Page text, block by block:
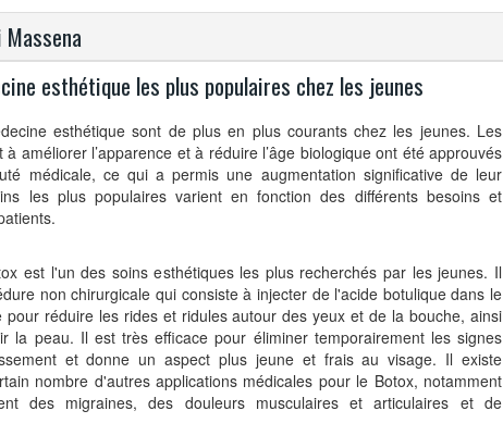
esthétique les plus populaires chez les jeunes
esthétique sont de plus en plus courants chez les jeunes. Les
améliorer l’apparence et à réduire l’âge biologique ont été approuvés
médicale, ce qui a permis une augmentation significative de leur
les plus populaires varient en fonction des différents besoins et
est l'un des soins esthétiques les plus recherchés par les jeunes. Il
non chirurgicale qui consiste à injecter de l'acide botulique dans le
pour réduire les rides et ridules autour des yeux et de la bouche, ainsi
la peau. Il est très efficace pour éliminer temporairement les signes
et donne un aspect plus jeune et frais au visage. Il existe
nombre d'autres applications médicales pour le Botox, notamment
des migraines, des douleurs musculaires et articulaires et de